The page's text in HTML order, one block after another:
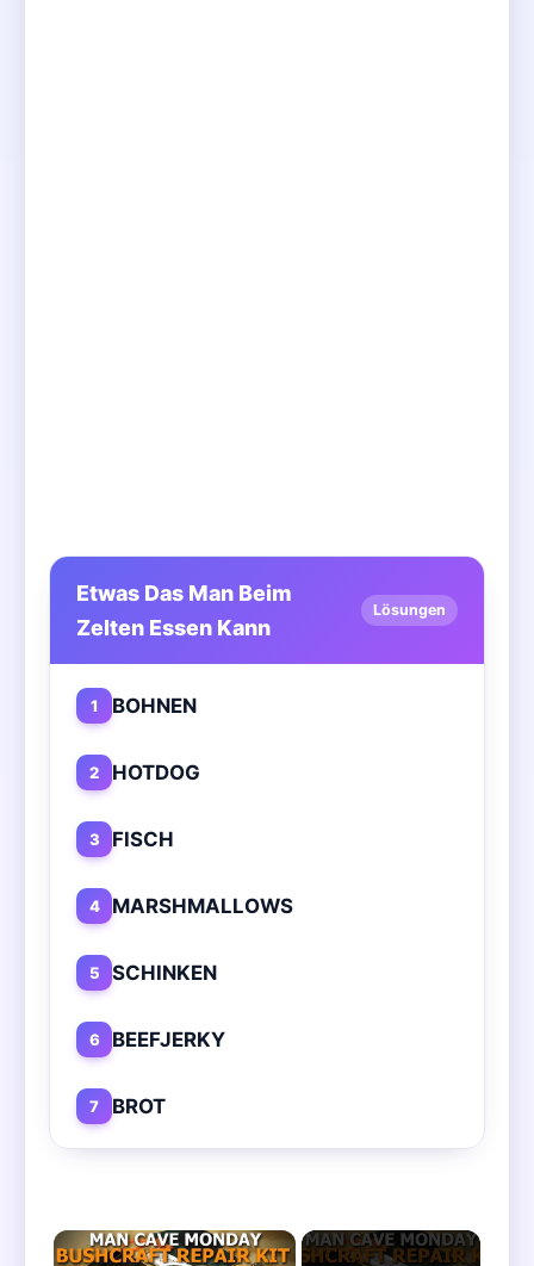
Etwas Das Man Beim
Zelten Essen Kann
Lösungen
1 BOHNEN
2 HOTDOG
3 FISCH
4 MARSHMALLOWS
5 SCHINKEN
6 BEEFJERKY
7 BROT
×